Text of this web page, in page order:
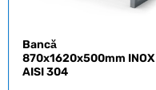
Bancă
870x1620x500mm INOX
AISI 304